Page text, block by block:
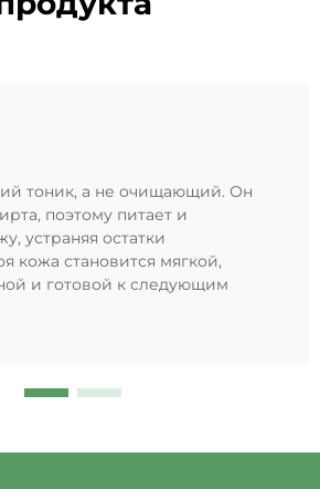
тоник, а не очищающий. Он
поэтому питает и
устраняя остатки
кожа становится мягкой,
и готовой к следующим